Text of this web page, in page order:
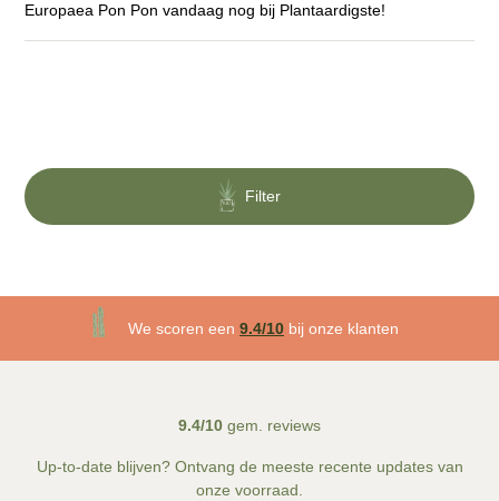
Filter
Europaea Pon Pon vandaag nog bij Plantaardigste!
We scoren een 9.4/10 bij onze klanten
9.4/10 gem. reviews
Up-to-date blijven? Ontvang de meeste recente updates van
onze voorraad.